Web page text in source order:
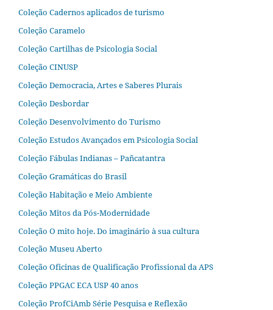
Coleção Cadernos aplicados de turismo
Coleção Caramelo
Coleção Cartilhas de Psicologia Social
Coleção CINUSP
Coleção Democracia, Artes e Saberes Plurais
Coleção Desbordar
Coleção Desenvolvimento do Turismo
Coleção Estudos Avançados em Psicologia Social
Coleção Fábulas Indianas – Pañcatantra
Coleção Gramáticas do Brasil
Coleção Habitação e Meio Ambiente
Coleção Mitos da Pós-Modernidade
Coleção O mito hoje. Do imaginário à sua cultura
Coleção Museu Aberto
Coleção Oficinas de Qualificação Profissional da APS
Coleção PPGAC ECA USP 40 anos
Coleção ProfCiAmb Série Pesquisa e Reflexão